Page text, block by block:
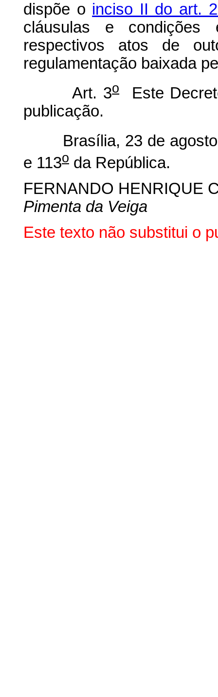
dispõe o inciso II do art.
cláusulas e condições
respectivos atos de
regulamentação baixada
Art. 3oEste
publicação.
Brasília, 23 de agosto
e 113o da República.
FERNANDO HENRIQUE
Pimenta da Veiga
Este texto não substitui o